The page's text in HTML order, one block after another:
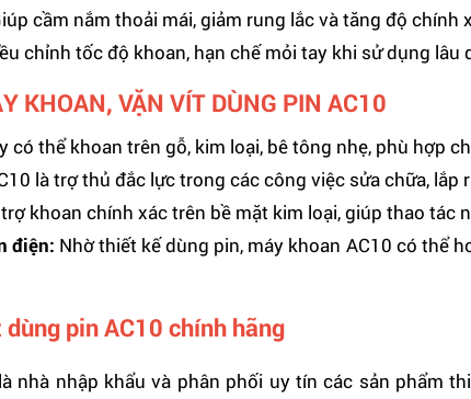
cầm nắm thoải mái, giảm rung lắc và tăng độ chính
chỉnh tốc độ khoan, hạn chế mỏi tay khi sử dụng lâu
KHOAN, VẶN VÍT DÙNG PIN AC10
có thể khoan trên gỗ, kim loại, bê tông nhẹ, phù hợp
là trợ thủ đắc lực trong các công việc sửa chữa,
khoan chính xác trên bề mặt kim loại, giúp thao tác
điện: Nhờ thiết kế dùng pin, máy khoan AC10 có thể
pin AC10 chính hãng
nhà nhập khẩu và phân phối uy tín các sản phẩm